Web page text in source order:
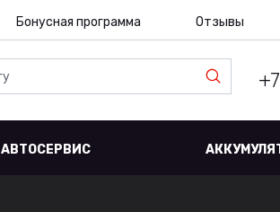
Бонусная программа Отзывы
АВТОСЕРВИС